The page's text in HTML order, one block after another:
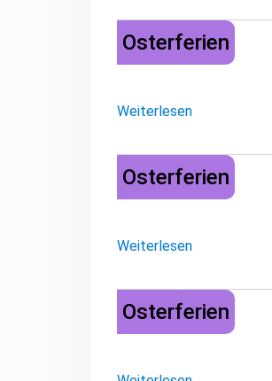
Osterferien
Osterferien
Weiterlesen
Osterferien
Osterferien
Weiterlesen
Osterferien
Osterferien